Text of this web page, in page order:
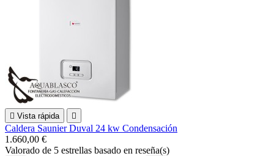
 Vista rápida 
Caldera Saunier Duval 24 kw Condensación
1.660,00 €
Valorado de 5 estrellas basado en reseña(s)